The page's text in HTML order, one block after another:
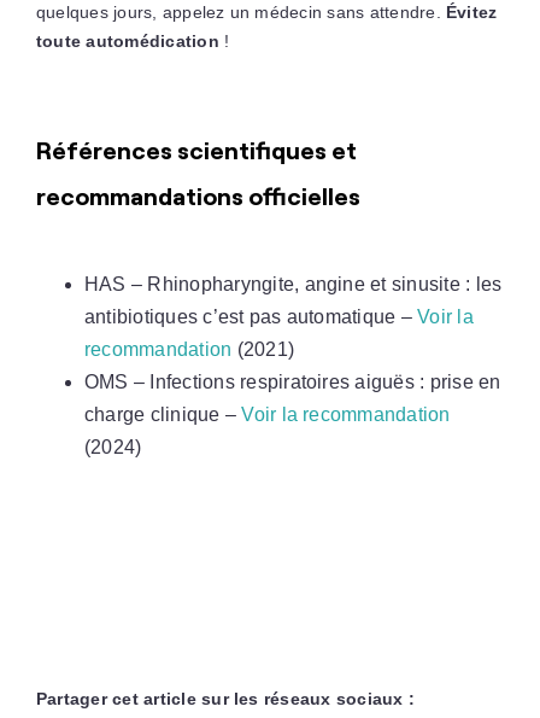
quelques jours, appelez un médecin sans attendre. Évitez
toute automédication !
Références scientifiques et
recommandations officielles
HAS – Rhinopharyngite, angine et sinusite : les
antibiotiques c’est pas automatique –Voir la
recommandation (2021)
OMS – Infections respiratoires aiguës : prise en
charge clinique –Voir la recommandation
(2024)
Partager cet article sur les réseaux sociaux :